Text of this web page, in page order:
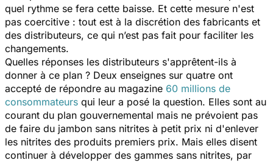
quel rythme se fera cette baisse. Et cette mesure n'est
pas coercitive : tout est à la discrétion des fabricants et
des distributeurs, ce qui n’est pas fait pour faciliter les
changements.
Quelles réponses les distributeurs s'apprêtent-ils à
donner à ce plan ? Deux enseignes sur quatre ont
accepté de répondre au magazine 60 millions de
consommateurs qui leur a posé la question. Elles sont au
courant du plan gouvernemental mais ne prévoient pas
de faire du jambon sans nitrites à petit prix ni d'enlever
les nitrites des produits premiers prix. Mais elles disent
continuer à développer des gammes sans nitrites, par